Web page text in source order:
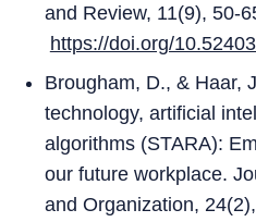
and Review, 11(9), 50-
https://doi.org/
Brougham, D., & Haar,
technology, artificial
algorithms (STARA):
our future workplace.
and Organization,